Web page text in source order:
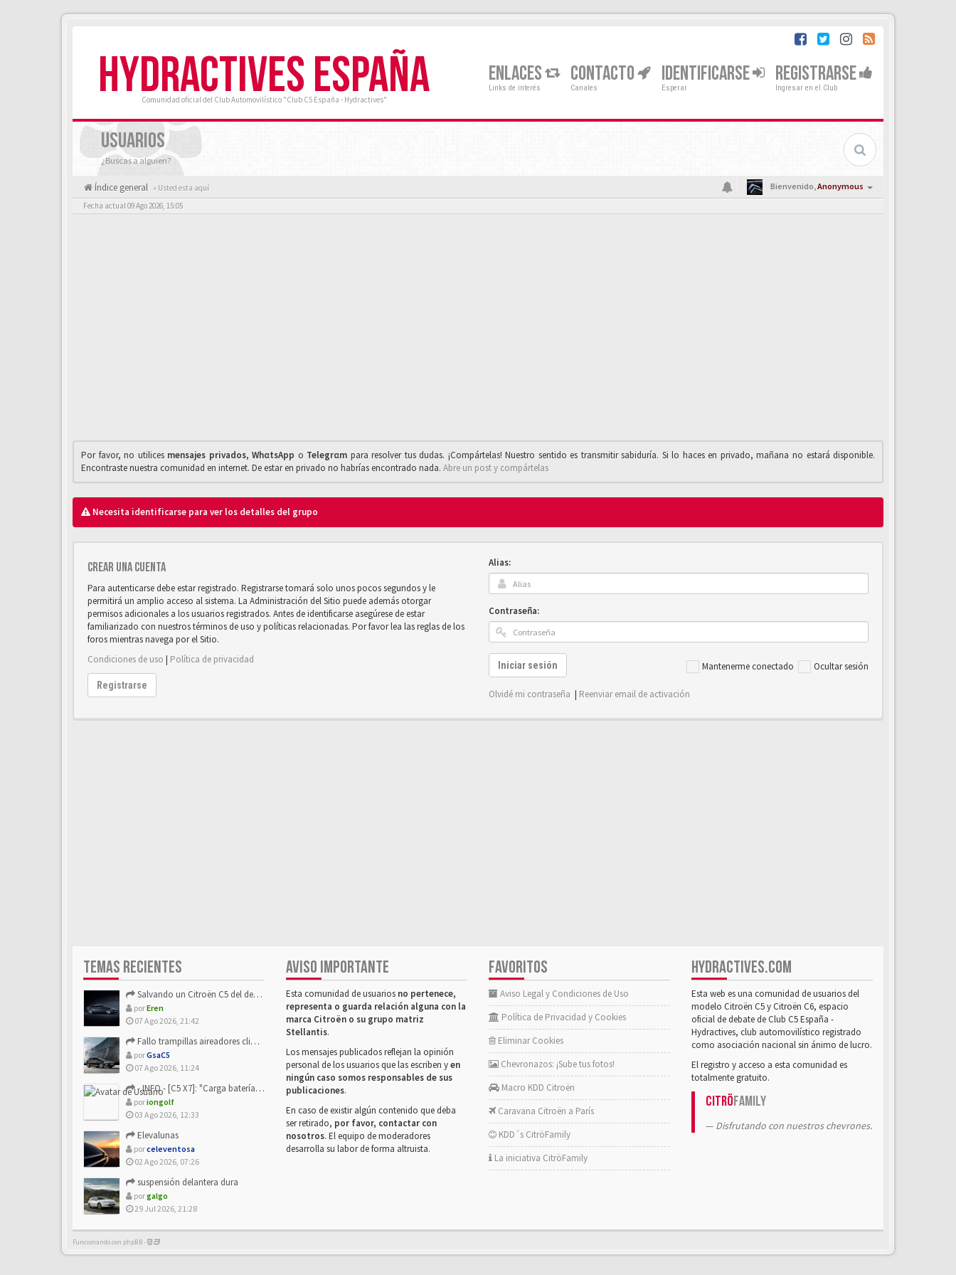
HYDRACTIVES ESPAÑA
Comunidad oficial del Club Automovilístico "Club C5 España - Hydractives"
ENLACES
Links de interés
CONTACTO
Canales
IDENTIFICARSE
Esperar
REGISTRARSE
Ingresar en el Club
USUARIOS
¿Buscas a alguien?
Índice general « Usted esta aquí Bienvenido,Anonymous
Fecha actual 09 Ago 2026, 15:05
Por favor, no utilices mensajes privados,WhαtsApp o Telegrαm para resolver tus dudas. ¡Compártelas! Nuestro sentido es transmitir sabiduría. Si lo haces en privado, mañana no estará disponible.
Encontraste nuestra comunidad en internet. De estar en privado no habrías encontrado nada. Abre un post y compártelas
Necesita identificarse para ver los detalles del grupo
Crear una cuenta
Para autenticarse debe estar registrado. Registrarse tomará solo unos pocos segundos y le
permitirá un amplio acceso al sistema. La Administración del Sitio puede además otorgar
permisos adicionales a los usuarios registrados. Antes de identificarse asegúrese de estar
familiarizado con nuestros términos de uso y políticas relacionadas. Por favor lea las reglas de los
foros mientras navega por el Sitio.
Condiciones de uso | Política de privacidad
Registrarse
Alias:
Contraseña:
Mantenerme conectado Ocultar sesión
Iniciar sesión
Olvidé mi contraseña | Reenviar email de activación
TEMAS RECIENTES
Salvando un Citroën C5 del desguace: Presentación y seguimiento
porEren
07 Ago 2026, 21:42
Fallo trampillas aireadores climatizador
porGsaC5
07 Ago 2026, 11:24
- INFO - [C5 X7]: "Carga batería o alimentación eléctri...
poriongolf
03 Ago 2026, 12:33
Elevalunas
porceleventosa
02 Ago 2026, 07:26
suspensión delantera dura
porgalgo
29 Jul 2026, 21:28
AVISO IMPORTANTE
Esta comunidad de usuarios no pertenece,
representa o guarda relación alguna con la
marca Citroën o su grupo matriz
Stellantis.
Los mensajes publicados reflejan la opinión
personal de los usuarios que las escriben yen
ningún caso somos responsables de sus
publicaciones.
En caso de existir algún contenido que deba
ser retirado, por favor, contactar con
nosotros. El equipo de moderadores
desarrolla su labor de forma altruista.
FAVORITOS
Aviso Legal y Condiciones de Uso
Política de Privacidad y Cookies
Eliminar Cookies
Chevronazos: ¡Sube tus fotos!
Macro KDD Citroën
Caravana Citroën a París
KDD´s CitröFamily
La iniciativa CitröFamily
HYDRACTIVES.COM
Esta web es una comunidad de usuarios del
modelo Citroën C5 y Citroën C6, espacio
oficial de debate de Club C5 España -
Hydractives, club automovilístico registrado
como asociación nacional sin ánimo de lucro.
El registro y acceso a esta comunidad es
totalmente gratuito.
CitröFamily
Disfrutando con nuestros chevrones.
Funcionando con phpBB -